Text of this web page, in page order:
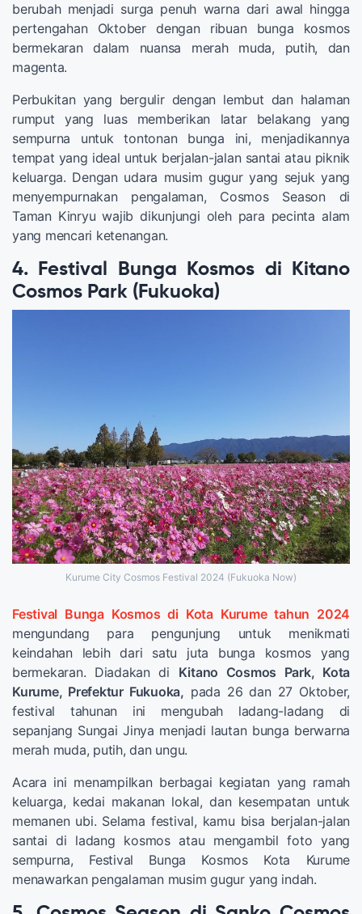
berubah menjadi surga penuh warna dari awal hingga
pertengahan Oktober dengan ribuan bunga kosmos
bermekaran dalam nuansa merah muda, putih, dan
magenta.
Perbukitan yang bergulir dengan lembut dan halaman
rumput yang luas memberikan latar belakang yang
sempurna untuk tontonan bunga ini, menjadikannya
tempat yang ideal untuk berjalan-jalan santai atau piknik
keluarga. Dengan udara musim gugur yang sejuk yang
menyempurnakan pengalaman, Cosmos Season di
Taman Kinryu wajib dikunjungi oleh para pecinta alam
yang mencari ketenangan.
4. Festival Bunga Kosmos di Kitano
Cosmos Park (Fukuoka)
Kurume City Cosmos Festival 2024 (Fukuoka Now)
Festival Bunga Kosmos di Kota Kurume tahun 2024
mengundang para pengunjung untuk menikmati
keindahan lebih dari satu juta bunga kosmos yang
bermekaran. Diadakan di Kitano Cosmos Park, Kota
Kurume, Prefektur Fukuoka, pada 26 dan 27 Oktober,
festival tahunan ini mengubah ladang-ladang di
sepanjang Sungai Jinya menjadi lautan bunga berwarna
merah muda, putih, dan ungu.
Acara ini menampilkan berbagai kegiatan yang ramah
keluarga, kedai makanan lokal, dan kesempatan untuk
memanen ubi. Selama festival, kamu bisa berjalan-jalan
santai di ladang kosmos atau mengambil foto yang
sempurna, Festival Bunga Kosmos Kota Kurume
menawarkan pengalaman musim gugur yang indah.